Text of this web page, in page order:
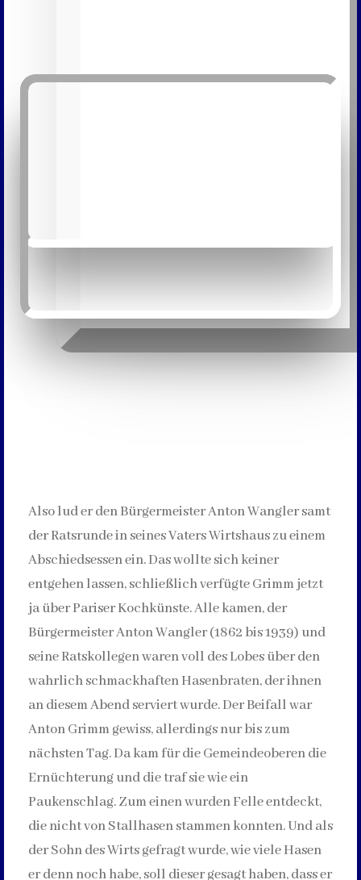
Also lud er den Bürgermeister Anton Wangler samt
der Ratsrunde in seines Vaters Wirtshaus zu einem
Abschiedsessen ein. Das wollte sich keiner
entgehen lassen, schließlich verfügte Grimm jetzt
ja über Pariser Kochkünste. Alle kamen, der
Bürgermeister Anton Wangler (1862 bis 1939) und
seine Ratskollegen waren voll des Lobes über den
wahrlich schmackhaften Hasenbraten, der ihnen
an diesem Abend serviert wurde. Der Beifall war
Anton Grimm gewiss, allerdings nur bis zum
nächsten Tag. Da kam für die Gemeindeoberen die
Ernüchterung und die traf sie wie ein
Paukenschlag. Zum einen wurden Felle entdeckt,
die nicht von Stallhasen stammen konnten. Und als
der Sohn des Wirts gefragt wurde, wie viele Hasen
er denn noch habe, soll dieser gesagt haben, dass er